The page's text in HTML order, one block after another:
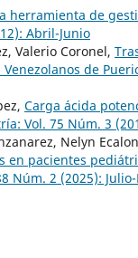
herramienta de
Abril-Junio
Valerio Coronel,
Venezolanos de
Carga ácida
Vol. 75 Núm. 3
Nelyn
en pacientes
Núm. 2 (2025):